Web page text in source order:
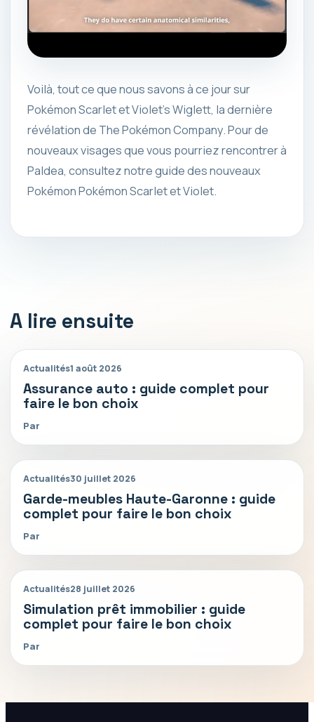
Voilà, tout ce que nous savons à ce jour sur
Pokémon Scarlet et Violet’s Wiglett, la dernière
révélation de The Pokémon Company. Pour de
nouveaux visages que vous pourriez rencontrer à
Paldea, consultez notre guide des nouveaux
Pokémon Pokémon Scarlet et Violet.
A lire ensuite
Actualités1 août 2026
Assurance auto : guide complet pour
faire le bon choix
Par
Actualités30 juillet 2026
Garde-meubles Haute-Garonne : guide
complet pour faire le bon choix
Par
Actualités28 juillet 2026
Simulation prêt immobilier : guide
complet pour faire le bon choix
Par